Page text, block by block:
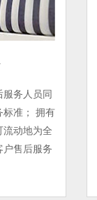
务人员同
标准； 拥有
流动地为全
户售后服务